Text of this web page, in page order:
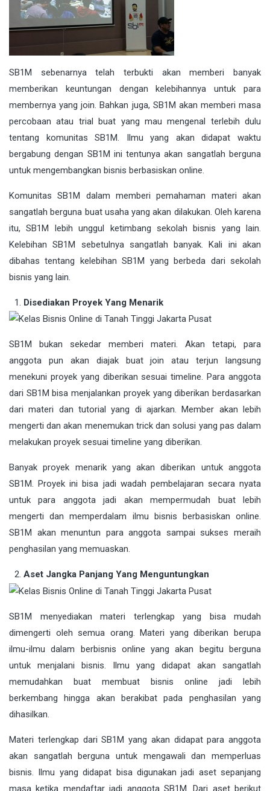
SB1M sebenarnya telah terbukti akan memberi banyak
memberikan keuntungan dengan kelebihannya untuk para
membernya yang join. Bahkan juga, SB1M akan memberi masa
percobaan atau trial buat yang mau mengenal terlebih dulu
tentang komunitas SB1M. Ilmu yang akan didapat waktu
bergabung dengan SB1M ini tentunya akan sangatlah berguna
untuk mengembangkan bisnis berbasiskan online.
Komunitas SB1M dalam memberi pemahaman materi akan
sangatlah berguna buat usaha yang akan dilakukan. Oleh karena
itu, SB1M lebih unggul ketimbang sekolah bisnis yang lain.
Kelebihan SB1M sebetulnya sangatlah banyak. Kali ini akan
dibahas tentang kelebihan SB1M yang berbeda dari sekolah
bisnis yang lain.
Disediakan Proyek Yang Menarik
SB1M bukan sekedar memberi materi. Akan tetapi, para
anggota pun akan diajak buat join atau terjun langsung
menekuni proyek yang diberikan sesuai timeline. Para anggota
dari SB1M bisa menjalankan proyek yang diberikan berdasarkan
dari materi dan tutorial yang di ajarkan. Member akan lebih
mengerti dan akan menemukan trick dan solusi yang pas dalam
melakukan proyek sesuai timeline yang diberikan.
Banyak proyek menarik yang akan diberikan untuk anggota
SB1M. Proyek ini bisa jadi wadah pembelajaran secara nyata
untuk para anggota jadi akan mempermudah buat lebih
mengerti dan memperdalam ilmu bisnis berbasiskan online.
SB1M akan menuntun para anggota sampai sukses meraih
penghasilan yang memuaskan.
Aset Jangka Panjang Yang Menguntungkan
SB1M menyediakan materi terlengkap yang bisa mudah
dimengerti oleh semua orang. Materi yang diberikan berupa
ilmu-ilmu dalam berbisnis online yang akan begitu berguna
untuk menjalani bisnis. Ilmu yang didapat akan sangatlah
memudahkan buat membuat bisnis online jadi lebih
berkembang hingga akan berakibat pada penghasilan yang
dihasilkan.
Materi terlengkap dari SB1M yang akan didapat para anggota
akan sangatlah berguna untuk mengawali dan memperluas
bisnis. Ilmu yang didapat bisa digunakan jadi aset sepanjang
masa ketika mendaftar jadi anggota SB1M. Dari aset berikut